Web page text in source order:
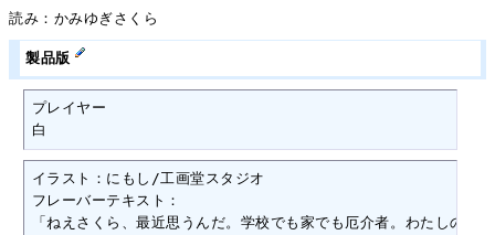
読み：かみゆぎさくら
製品版
プレイヤー
白
イラスト：にもし/工画堂スタジオ
フレーバーテキスト：
「ねえさくら、最近思うんだ。学校でも家でも厄介者。わたしの居